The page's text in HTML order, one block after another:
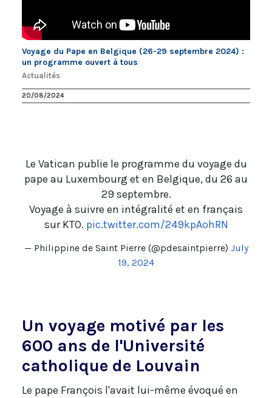
Voyage du Pape en Belgique (26-29 septembre 2024) :
un programme ouvert à tous
Actualités
20/08/2024
Le Vatican publie le programme du voyage du
pape au Luxembourg et en Belgique, du 26 au
29 septembre.
Voyage à suivre en intégralité et en français
sur KTO. pic.twitter.com/249kpAohRN
— Philippine de Saint Pierre (@pdesaintpierre) July
19, 2024
Un voyage motivé par les
600 ans de l'Université
catholique de Louvain
Le pape François l'avait lui-même évoqué en